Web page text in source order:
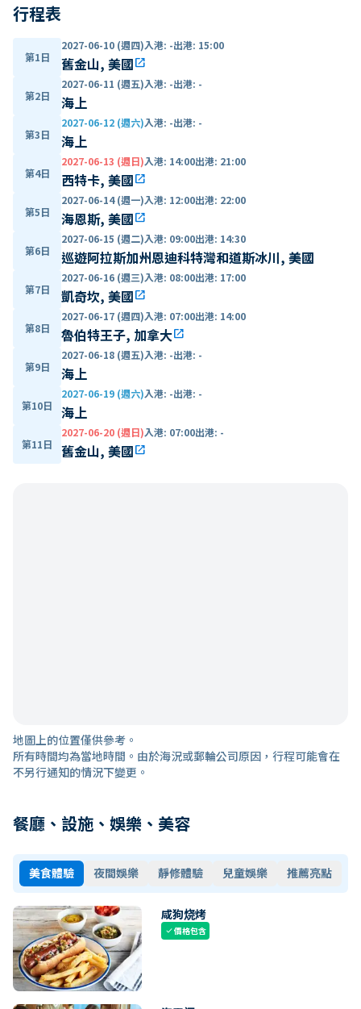
行程表
第1日
2027-06-10 (週四)入港: -出港: 15:00
舊金山, 美國open_in_new
第2日
2027-06-11 (週五)入港: -出港: -
海上
第3日
2027-06-12 (週六)入港: -出港: -
海上
第4日
2027-06-13 (週日)入港: 14:00出港: 21:00
西特卡, 美國open_in_new
第5日
2027-06-14 (週一)入港: 12:00出港: 22:00
海恩斯, 美國open_in_new
第6日
2027-06-15 (週二)入港: 09:00出港: 14:30
巡遊阿拉斯加州恩迪科特灣和道斯冰川, 美國
第7日
2027-06-16 (週三)入港: 08:00出港: 17:00
凱奇坎, 美國open_in_new
第8日
2027-06-17 (週四)入港: 07:00出港: 14:00
魯伯特王子, 加拿大open_in_new
第9日
2027-06-18 (週五)入港: -出港: -
海上
第10日
2027-06-19 (週六)入港: -出港: -
海上
第11日
2027-06-20 (週日)入港: 07:00出港: -
舊金山, 美國open_in_new
地圖上的位置僅供參考。
所有時間均為當地時間。由於海況或郵輪公司原因，行程可能會在
不另行通知的情況下變更。
餐廳、設施、娛樂、美容
美食體驗 夜間娛樂 靜修體驗 兒童娛樂 推薦亮點
咸狗烧烤
check價格包含